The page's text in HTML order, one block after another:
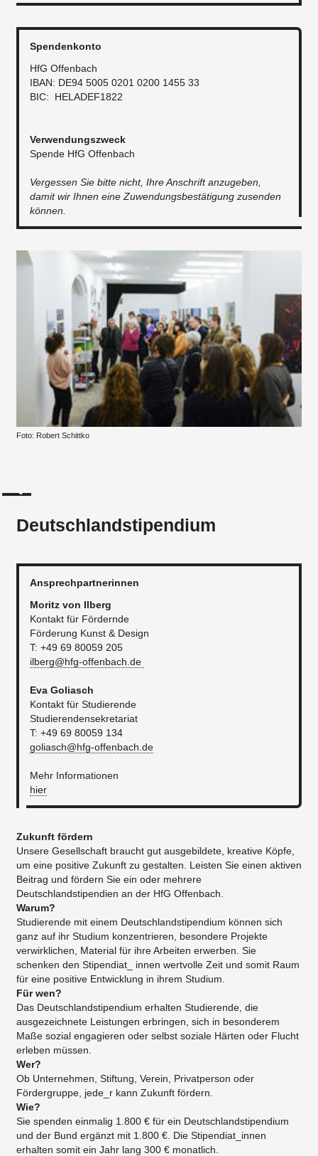
Spendenkonto
HfG Offenbach
IBAN: DE94 5005 0201 0200 1455 33
BIC: HELADEF1822
Verwendungszweck
Spende HfG Offenbach
Vergessen Sie bitte nicht, Ihre Anschrift anzugeben,
damit wir Ihnen eine Zuwendungsbestätigung zusenden
können.
Foto: Robert Schittko
Deutschlandstipendium
Ansprechpartnerinnen
Moritz von Ilberg
Kontakt für Fördernde
Förderung Kunst & Design
T: +49 69 80059 205
ilberg@hfg-offenbach.de
Eva Goliasch
Kontakt für Studierende
Studierendensekretariat
T: +49 69 80059 134
goliasch@hfg-offenbach.de
​Mehr Informationen
hier
Zukunft fördern
Unsere Gesellschaft braucht gut ausgebildete, kreative Köpfe,
um eine positive Zukunft zu gestalten. Leisten Sie einen aktiven
Beitrag und fördern Sie ein oder mehrere
Deutschlandstipendien an der HfG Offenbach.
Warum?
Studierende mit einem Deutschlandstipendium können sich
ganz auf ihr Studium konzentrieren, besondere Projekte
verwirklichen, Material für ihre Arbeiten erwerben. Sie
schenken den Stipendiat_ innen wertvolle Zeit und somit Raum
für eine positive Entwicklung in ihrem Studium.
Für wen?
Das Deutschlandstipendium erhalten Studierende, die
ausgezeichnete Leistungen erbringen, sich in besonderem
Maße sozial engagieren oder selbst soziale Härten oder Flucht
erleben müssen.
Wer?
Ob Unternehmen, Stiftung, Verein, Privatperson oder
Fördergruppe, jede_r kann Zukunft fördern.
Wie?
Sie spenden einmalig 1.800 € für ein Deutschlandstipendium
und der Bund ergänzt mit 1.800 €. Die Stipendiat_innen
erhalten somit ein Jahr lang 300 € monatlich.